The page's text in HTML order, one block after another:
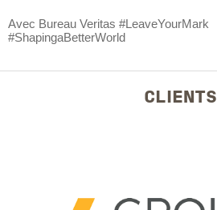
Avec Bureau Veritas #LeaveYourMark
#ShapingaBetterWorld
CLIENTS